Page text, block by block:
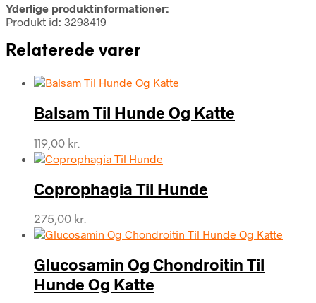
Yderlige produktinformationer:
Produkt id: 3298419
Relaterede varer
Balsam Til Hunde Og Katte
119,00 kr.
Coprophagia Til Hunde
275,00 kr.
Glucosamin Og Chondroitin Til
Hunde Og Katte